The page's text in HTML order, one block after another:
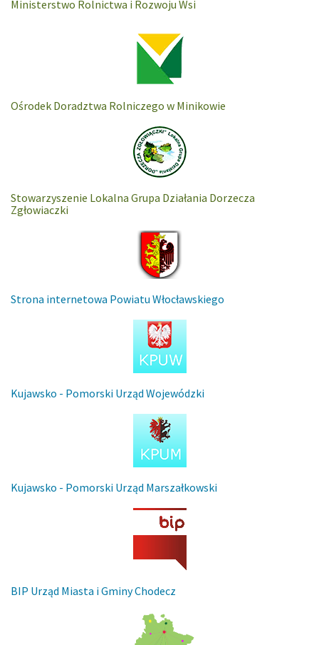
Ministerstwo Rolnictwa i Rozwoju Wsi
Ośrodek Doradztwa Rolniczego w Minikowie
Stowarzyszenie Lokalna Grupa Działania Dorzecza
Zgłowiaczki
Strona internetowa Powiatu Włocławskiego
Kujawsko - Pomorski Urząd Wojewódzki
Kujawsko - Pomorski Urząd Marszałkowski
BIP Urząd Miasta i Gminy Chodecz